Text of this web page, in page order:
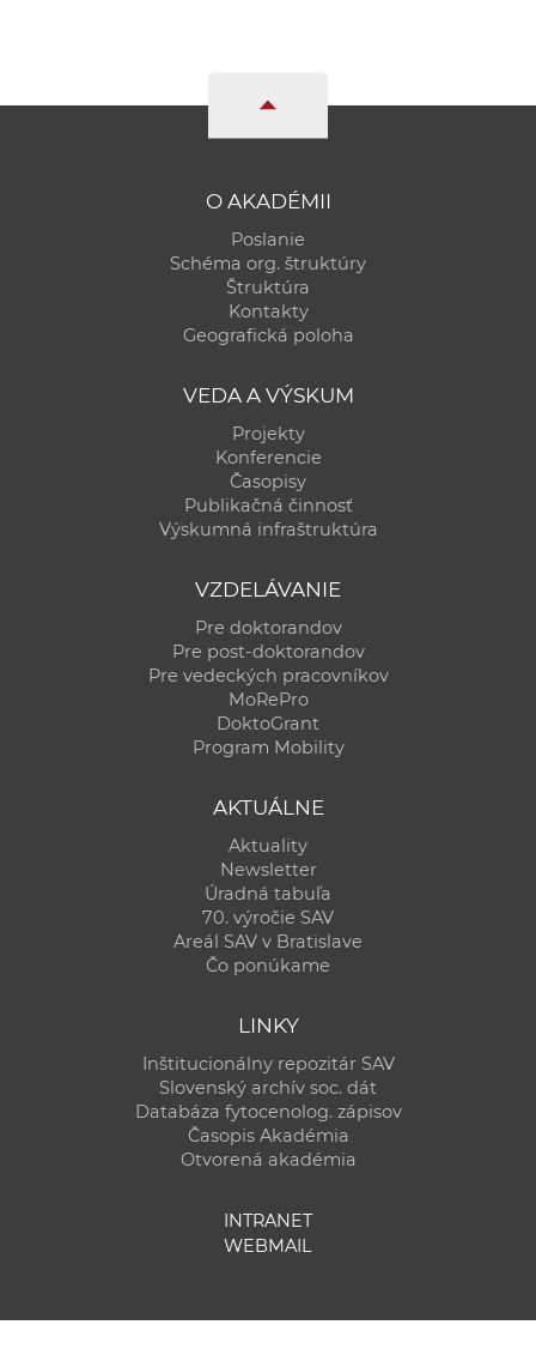
O AKADÉMII
Poslanie
Schéma org. štruktúry
Štruktúra
Kontakty
Geografická poloha
VEDA A VÝSKUM
Projekty
Konferencie
Časopisy
Publikačná činnosť
Výskumná infraštruktúra
VZDELÁVANIE
Pre doktorandov
Pre post-doktorandov
Pre vedeckých pracovníkov
MoRePro
DoktoGrant
Program Mobility
AKTUÁLNE
Aktuality
Newsletter
Úradná tabuľa
70. výročie SAV
Areál SAV v Bratislave
Čo ponúkame
LINKY
Inštitucionálny repozitár SAV
Slovenský archív soc. dát
Databáza fytocenolog. zápisov
Časopis Akadémia
Otvorená akadémia
INTRANET
WEBMAIL